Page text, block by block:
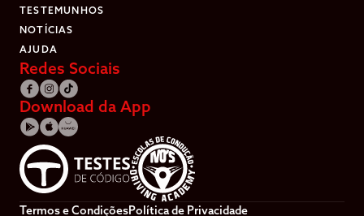
TESTEMUNHOS
NOTÍCIAS
AJUDA
Redes Sociais
Download da App
Termos e CondiçõesPolítica de Privacidade